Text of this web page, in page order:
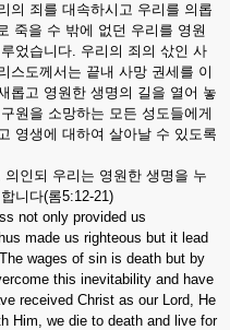
의 죄를 대속하시고 우리를 의롭
죽을 수 밖에 없던 우리를 영원
었습니다. 우리의 죄의 삯인 사
스도께서는 끝내 사망 권세를 이
롭고 영원한 생명의 길을 열어 놓
원을 소망하는 모든 성도들에게
영생에 대하여 살아날 수 있도록
인되 우리는 영원한 생명을 누
니다(롬5:12-21)
not only provided us
made us righteous but it lead
wages of sin is death but by
this inevitability and have
received Christ as our Lord, He
Him, we die to death and live for